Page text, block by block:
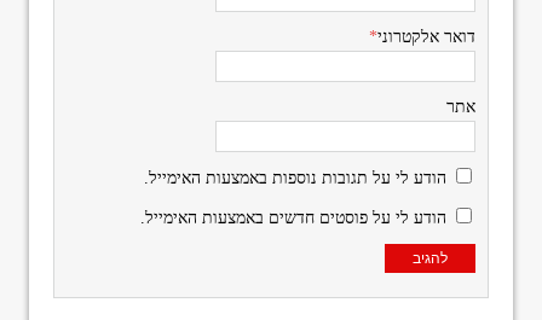
דואר אלקטרוני*
אתר
הודע לי על תגובות נוספות באמצעות האימייל.
הודע לי על פוסטים חדשים באמצעות האימייל.